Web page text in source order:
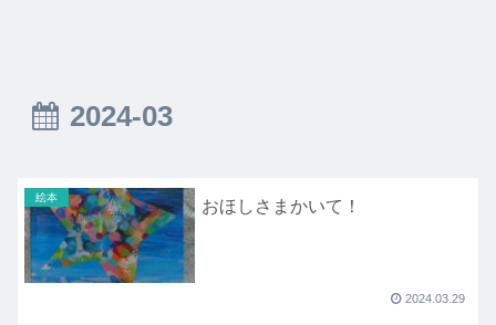
2024-03
絵本 おほしさまかいて！
2024.03.29